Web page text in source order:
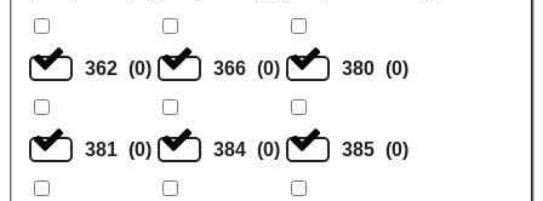
362 (0) 366 (0) 380 (0)
381 (0) 384 (0) 385 (0)